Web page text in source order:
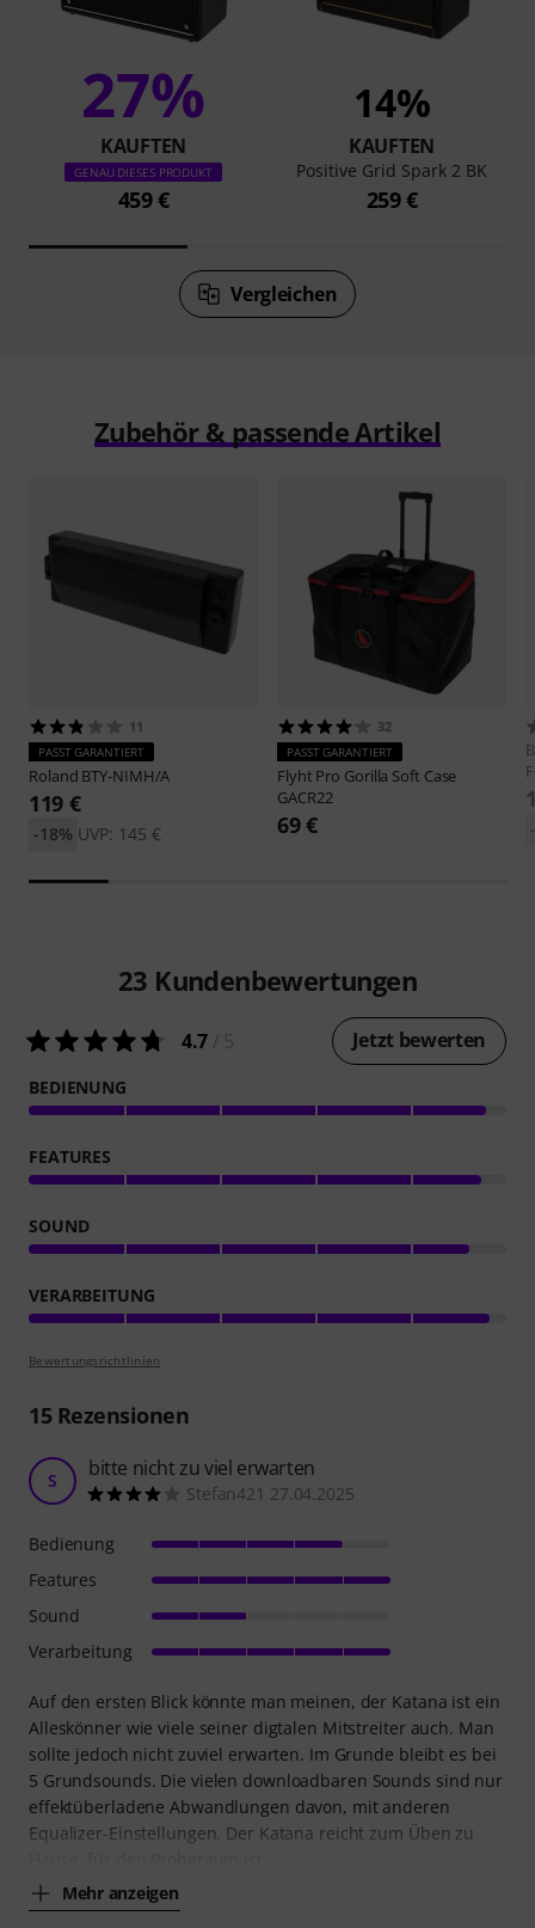
27%
KAUFTEN
GENAU DIESES PRODUKT
459 €
14%
KAUFTEN
Positive Grid Spark 2 BK
259 €
Vergleichen
Zubehör & passende Artikel
11
PASST GARANTIERT
Roland BTY-NIMH/A
119 €
UVP: 145 €
-18%
32
PASST GARANTIERT
Flyht Pro Gorilla Soft Case
GACR22
69 €
23 Kundenbewertungen
4.7 Jetzt bewerten
BEDIENUNG
FEATURES
SOUND
VERARBEITUNG
Bewertungsrichtlinien
15Rezensionen
S bitte nicht zu viel erwarten
Stefan421 27.04.2025
Auf den ersten Blick könnte man meinen, der Katana ist ein
Alleskönner wie viele seiner digtalen Mitstreiter auch. Man
sollte jedoch nicht zuviel erwarten. Im Grunde bleibt es bei
5 Grundsounds. Die vielen downloadbaren Sounds sind nur
effektüberladene Abwandlungen davon, mit anderen
Equalizer-Einstellungen. Der Katana reicht zum Üben zu
Mehr anzeigen
Bedienung
Features
Sound
Verarbeitung